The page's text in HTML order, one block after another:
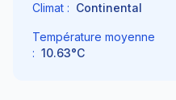
Climat : Continental
Température moyenne
: 10.63°C